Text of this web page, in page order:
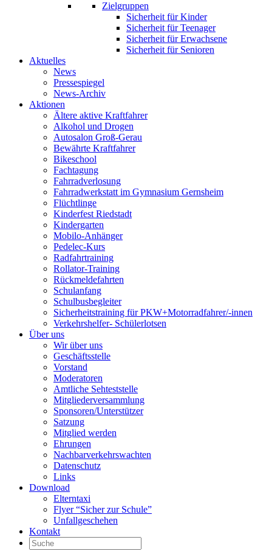
Zielgruppen
Sicherheit für Kinder
Sicherheit für Teenager
Sicherheit für Erwachsene
Sicherheit für Senioren
Aktuelles
News
Pressespiegel
News-Archiv
Aktionen
Ältere aktive Kraftfahrer
Alkohol und Drogen
Autosalon Groß-Gerau
Bewährte Kraftfahrer
Bikeschool
Fachtagung
Fahrradverlosung
Fahrradwerkstatt im Gymnasium Gernsheim
Flüchtlinge
Kinderfest Riedstadt
Kindergarten
Mobilo-Anhänger
Pedelec-Kurs
Radfahrtraining
Rollator-Training
Rückmeldefahrten
Schulanfang
Schulbusbegleiter
Sicherheitstraining für PKW+Motorradfahrer/-innen
Verkehrshelfer- Schülerlotsen
Über uns
Wir über uns
Geschäftsstelle
Vorstand
Moderatoren
Amtliche Sehteststelle
Mitgliederversammlung
Sponsoren/Unterstützer
Satzung
Mitglied werden
Ehrungen
Nachbarverkehrswachten
Datenschutz
Links
Download
Elterntaxi
Flyer “Sicher zur Schule”
Unfallgeschehen
Kontakt